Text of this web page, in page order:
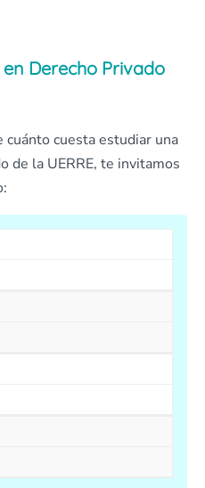
Derecho Privado
cuánto cuesta estudiar una
de la UERRE, te invitamos